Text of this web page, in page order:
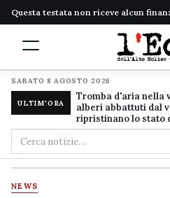
Questa testata non riceve alcun
SABATO 8 AGOSTO 2026
ULTIM'ORA
Tromba d'aria nella
alberi abbattuti dal
ripristinano lo stato
Cerca
nel
sito
NEWS